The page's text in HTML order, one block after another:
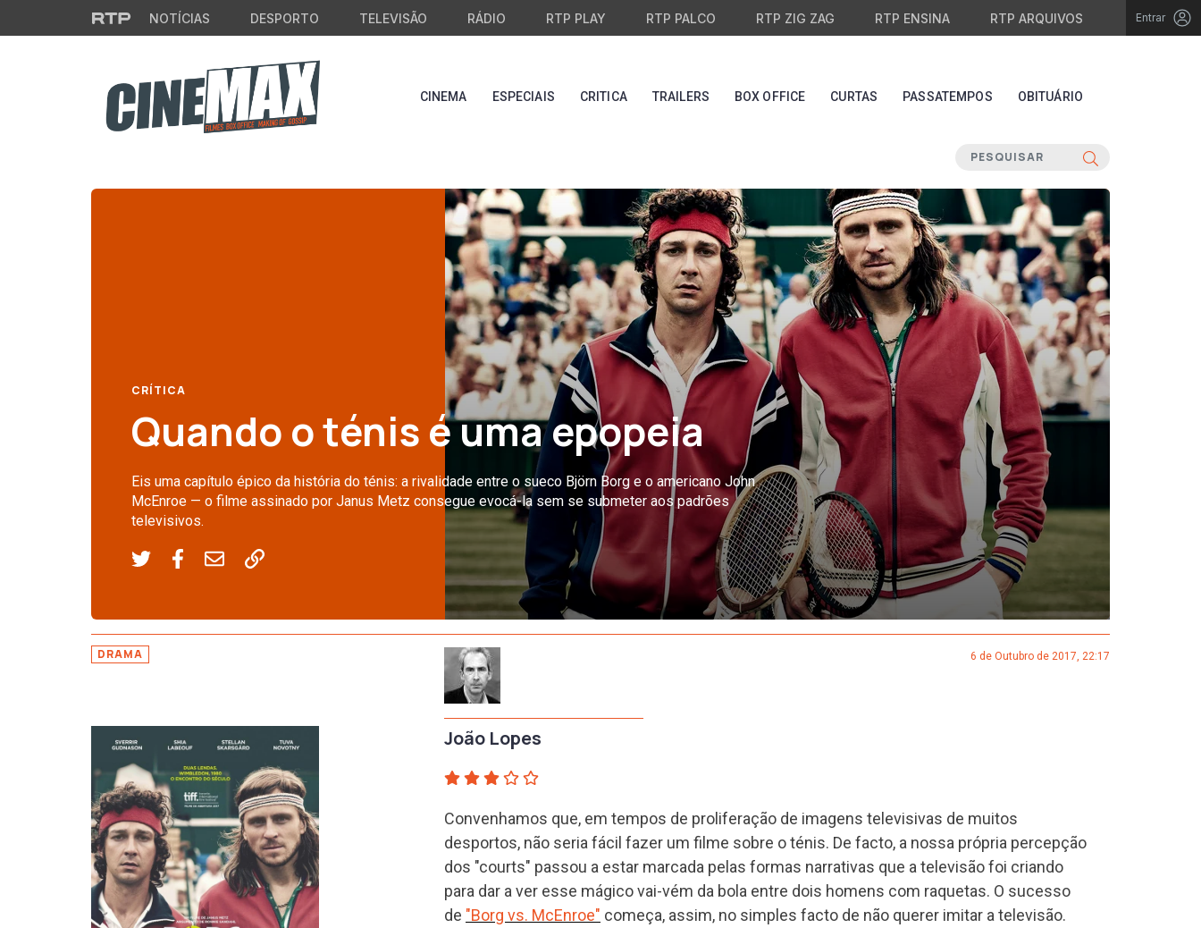
Saltar para o conteúdo principal
NOTÍCIAS DESPORTO TELEVISÃO RÁDIO RTP PLAY RTP PALCO RTP ZIG ZAG RTP ENSINA RTP ARQUIVOS Entrar
CINEMA ESPECIAIS CRITICA TRAILERS BOX OFFICE CURTAS PASSATEMPOS OBITUÁRIO
CRÍTICA
Quando o ténis é uma epopeia
Eis uma capítulo épico da história do ténis: a rivalidade entre o sueco Björn Borg e o americano John
McEnroe — o filme assinado por Janus Metz consegue evocá-la sem se submeter aos padrões
televisivos.
DRAMA
João Lopes
6 de Outubro de 2017, 22:17
Convenhamos que, em tempos de proliferação de imagens televisivas de muitos
desportos, não seria fácil fazer um filme sobre o ténis. De facto, a nossa própria percepção
dos "courts" passou a estar marcada pelas formas narrativas que a televisão foi criando
para dar a ver esse mágico vai-vém da bola entre dois homens com raquetas. O sucesso
de "Borg vs. McEnroe" começa, assim, no simples facto de não querer imitar a televisão.